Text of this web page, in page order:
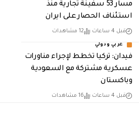
مسار 53 سفينة تجارية منذ
استئناف الحصار على ايران
قبل 4 ساعات 12 مشاهدات
عربي ودولي
فيدان: تركيا تخطط لإجراء مناورات
عسكرية مشتركة مع السعودية
وباكستان
قبل 4 ساعات 16 مشاهدات